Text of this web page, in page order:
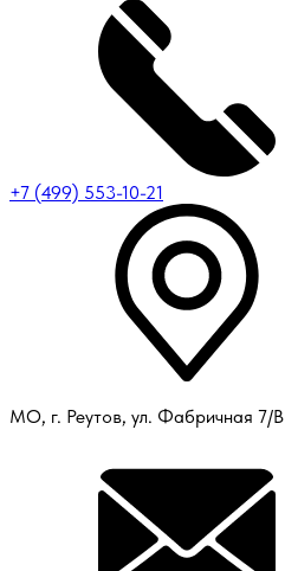
+7 (499) 553-10-21
МО, г. Реутов, ул. Фабричная 7/В